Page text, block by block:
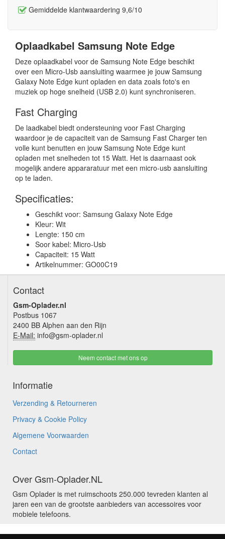
Gemiddelde klantwaardering 9,6/10
Oplaadkabel Samsung Note Edge
Deze oplaadkabel voor de Samsung Note Edge beschikt
over een Micro-Usb aansluiting waarmee je jouw Samsung
Galaxy Note Edge kunt opladen en data zoals foto's en
muziek op hoge snelheid (USB 2.0) kunt synchroniseren.
Fast Charging
De laadkabel biedt ondersteuning voor Fast Charging
waardoor je de capaciteit van de Samsung Fast Charger ten
volle kunt benutten en jouw Samsung Note Edge kunt
opladen met snelheden tot 15 Watt. Het is daarnaast ook
mogelijk andere appararatuur met een micro-usb aansluiting
op te laden.
Specificaties:
Geschikt voor: Samsung Galaxy Note Edge
Kleur: Wit
Lengte: 150 cm
Soor kabel: Micro-Usb
Capaciteit: 15 Watt
Artikelnummer: GO00C19
Contact
Gsm-Oplader.nl
Postbus 1067
2400 BB Alphen aan den Rijn
E-Mail: info@gsm-oplader.nl
Neem contact met ons op
Informatie
Verzending & Retourneren
Privacy & Cookie Policy
Algemene Voorwaarden
Contact
Over Gsm-Oplader.NL
Gsm Oplader is met ruimschoots 250.000 tevreden klanten al
jaren een van de grootste aanbieders van accessoires voor
mobiele telefoons.